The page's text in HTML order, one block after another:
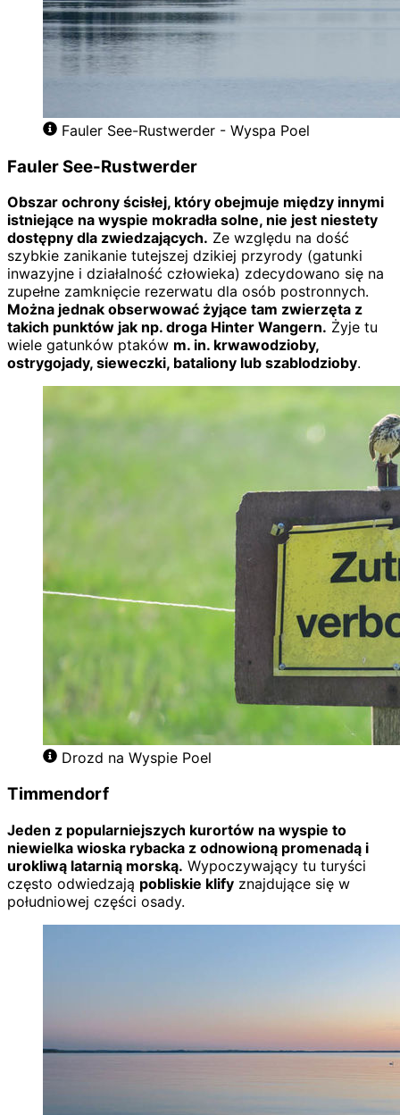
Fauler See-Rustwerder - Wyspa Poel
Fauler See-Rustwerder
Obszar ochrony ścisłej, który obejmuje między innymi
istniejące na wyspie mokradła solne, nie jest niestety
dostępny dla zwiedzających. Ze względu na dość
szybkie zanikanie tutejszej dzikiej przyrody (gatunki
inwazyjne i działalność człowieka) zdecydowano się na
zupełne zamknięcie rezerwatu dla osób postronnych.
Można jednak obserwować żyjące tam zwierzęta z
takich punktów jak np. droga Hinter Wangern. Żyje tu
wiele gatunków ptaków m. in. krwawodzioby,
ostrygojady, sieweczki, bataliony lub szablodzioby.
Drozd na Wyspie Poel
Timmendorf
Jeden z popularniejszych kurortów na wyspie to
niewielka wioska rybacka z odnowioną promenadą i
urokliwą latarnią morską. Wypoczywający tu turyści
często odwiedzają pobliskie klify znajdujące się w
południowej części osady.